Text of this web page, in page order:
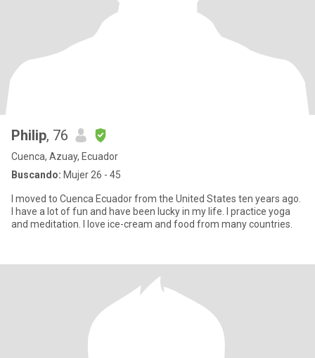
Philip, 76
Cuenca, Azuay, Ecuador
Buscando: Mujer 26 - 45
I moved to Cuenca Ecuador from the United States ten years ago.
I have a lot of fun and have been lucky in my life. I practice yoga
and meditation. I love ice-cream and food from many countries.